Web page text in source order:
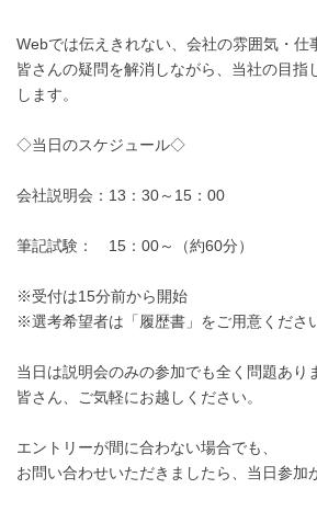
Webでは伝えきれない、会社の雰囲気・仕
皆さんの疑問を解消しながら、当社の目指
します。
◇当日のスケジュール◇
会社説明会：13：30～15：00
筆記試験： 15：00～（約60分）
※受付は15分前から開始
※選考希望者は「履歴書」をご用意くださ
当日は説明会のみの参加でも全く問題あり
皆さん、ご気軽にお越しください。
エントリーが間に合わない場合でも、
お問い合わせいただきましたら、当日参加